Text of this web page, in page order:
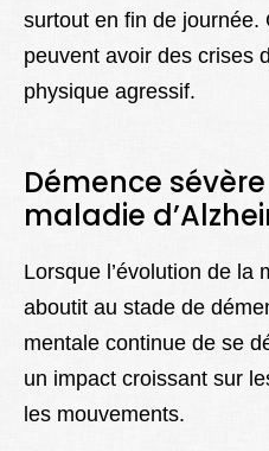
surtout en fin de journée.
peuvent avoir des crises
physique agressif.
Démence
maladie
Lorsque l’évolution de la
aboutit au stade de
mentale continue de se
un impact croissant sur
les mouvements.